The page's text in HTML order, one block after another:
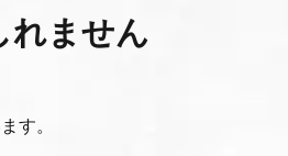
れません
す。